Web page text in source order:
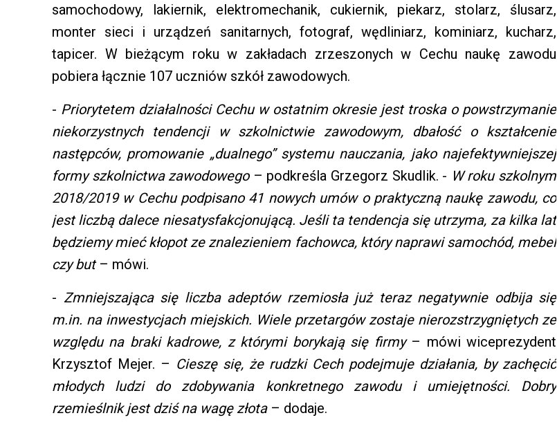
samochodowy, lakiernik, elektromechanik, cukiernik, piekarz, stolarz, ślusarz,
monter sieci i urządzeń sanitarnych, fotograf, wędliniarz, kominiarz, kucharz,
tapicer. W bieżącym roku w zakładach zrzeszonych w Cechu naukę zawodu
pobiera łącznie 107 uczniów szkół zawodowych.
- Priorytetem działalności Cechu w ostatnim okresie jest troska o powstrzymanie
niekorzystnych tendencji w szkolnictwie zawodowym, dbałość o kształcenie
następców, promowanie „dualnego” systemu nauczania, jako najefektywniejszej
formy szkolnictwa zawodowego– podkreśla Grzegorz Skudlik. - W roku szkolnym
2018/2019 w Cechu podpisano 41 nowych umów o praktyczną naukę zawodu, co
jest liczbą dalece niesatysfakcjonującą. Jeśli ta tendencja się utrzyma, za kilka lat
będziemy mieć kłopot ze znalezieniem fachowca, który naprawi samochód, mebel
czy but– mówi.
- Zmniejszająca się liczba adeptów rzemiosła już teraz negatywnie odbija się
m.in. na inwestycjach miejskich. Wiele przetargów zostaje nierozstrzygniętych ze
względu na braki kadrowe, z którymi borykają się firmy– mówi wiceprezydent
Krzysztof Mejer. – Cieszę się, że rudzki Cech podejmuje działania, by zachęcić
młodych ludzi do zdobywania konkretnego zawodu i umiejętności. Dobry
rzemieślnik jest dziś na wagę złota– dodaje.